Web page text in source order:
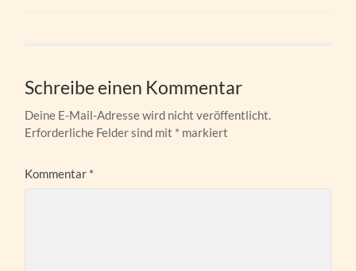
Schreibe einen Kommentar
Deine E-Mail-Adresse wird nicht veröffentlicht.
Erforderliche Felder sind mit * markiert
Kommentar *